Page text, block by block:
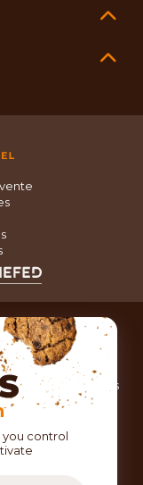
concocter de
grand chef ?
nous vous
des meilleures
de pâtisserie,
de cuisine,
sein de nos 21
tout votre matériel
you control